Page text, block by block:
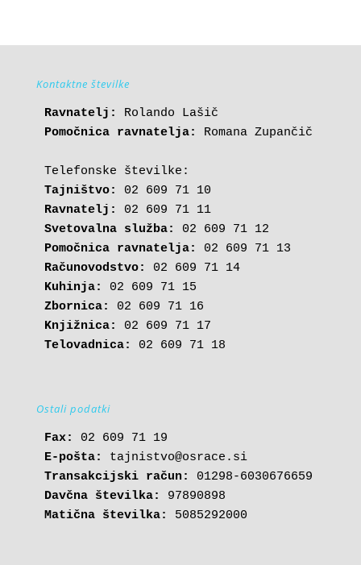
Kontaktne številke
Ravnatelj:
Pomočnica ravnatelja:
Romana Zupančič
Tajništvo:
Ravnatelj:
02 609 71 11
Svetovalna služba:
Pomočnica ravnatelja:
Računovodstvo:
02 609 71 14
Kuhinja:
Zbornica:
Knjižnica:
Telovadnica:
02 609 71 18
Ostali podatki
Fax:
E-pošta: tajnistvo@osrace.si
Transakcijski račun:
Davčna številka:
Matična številka:
5085292000